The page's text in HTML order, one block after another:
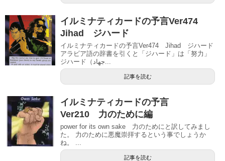
イルミナティカードの予言Ver474
Jihad ジハード
イルミナティカードの予言Ver474 Jihad ジハード
アラビア語の辞書を引くと「ジハード」は「努力」
記事を読む
イルミナティカードの予言
Ver210 力のために編
power for its own sake 力のためにと訳してみまし
た。 力のために悪魔崇拝するという事でしょうか
ね。 ...
記事を読む